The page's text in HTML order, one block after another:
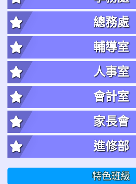
總務處
輔導室
人事室
會計室
家長會
進修部
特色班級